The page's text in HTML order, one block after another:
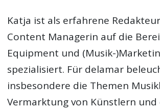
Katja ist als erfahrene
Content Managerin auf die
Equipment und (Musik-
spezialisiert. Für delamar
insbesondere die Themen
Vermarktung von Künstlern und